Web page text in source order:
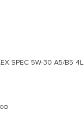
SPEC 5W-30 A5/B5 4L